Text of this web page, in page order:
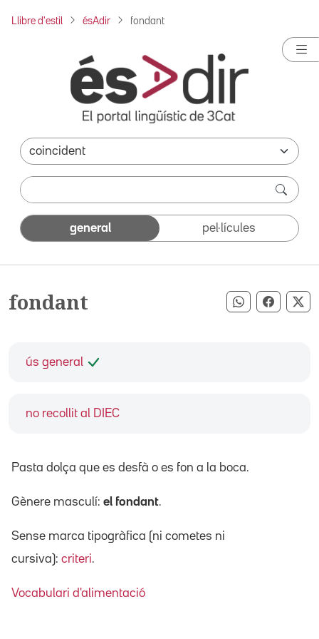
Llibre d'estil ésAdir fondant
general pel·lícules
fondant Compartir
ús general
no recollit al DIEC
Pasta dolça que es desfà o es fon a la boca.
Gènere masculí: el fondant.
Sense marca tipogràfica (ni cometes ni
cursiva): criteri.
Vocabulari d'alimentació